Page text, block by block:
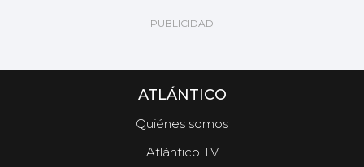
ATLÁNTICO
Quiénes somos
Atlántico TV